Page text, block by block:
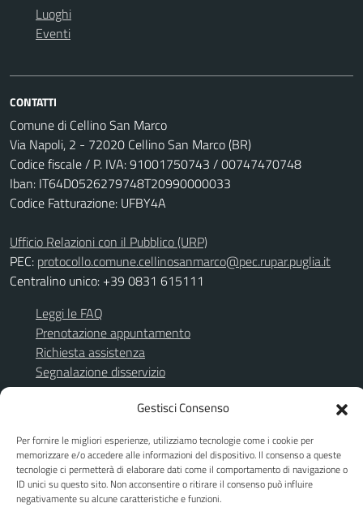
Gestisci Consenso
Per fornire le migliori esperienze, utilizziamo tecnologie come i cookie per
memorizzare e/o accedere alle informazioni del dispositivo. Il consenso a queste
tecnologie ci permetterà di elaborare dati come il comportamento di navigazione o
ID unici su questo sito. Non acconsentire o ritirare il consenso può influire
negativamente su alcune caratteristiche e funzioni.
Luoghi
Eventi
CONTATTI
Comune di Cellino San Marco
Via Napoli, 2 - 72020 Cellino San Marco (BR)
Codice fiscale / P. IVA: 91001750743 / 00747470748
Iban: IT64D0526279748T20990000033
Codice Fatturazione: UFBY4A
Ufficio Relazioni con il Pubblico (URP)
PEC: protocollo.comune.cellinosanmarco@pec.rupar.puglia.it
Centralino unico: +39 0831 615111
Leggi le FAQ
Prenotazione appuntamento
Richiesta assistenza
Segnalazione disservizio
TuttoGare
Informativa privacy
Note legali
Dichiarazione di accessibilità